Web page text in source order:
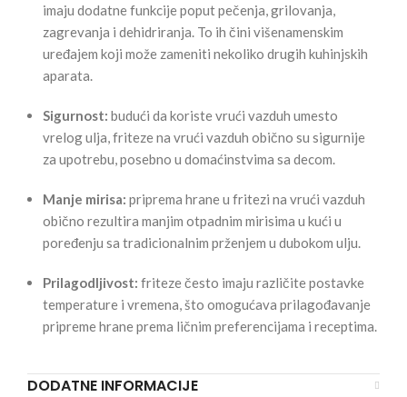
imaju dodatne funkcije poput pečenja, grilovanja,
zagrevanja i dehidriranja. To ih čini višenamenskim
uređajem koji može zameniti nekoliko drugih kuhinjskih
aparata.
Sigurnost: budući da koriste vrući vazduh umesto
vrelog ulja, friteze na vrući vazduh obično su sigurnije
za upotrebu, posebno u domaćinstvima sa decom.
Manje mirisa: priprema hrane u fritezi na vrući vazduh
obično rezultira manjim otpadnim mirisima u kući u
poređenju sa tradicionalnim prženjem u dubokom ulju.
Prilagodljivost: friteze često imaju različite postavke
temperature i vremena, što omogućava prilagođavanje
pripreme hrane prema ličnim preferencijama i receptima.
DODATNE INFORMACIJE